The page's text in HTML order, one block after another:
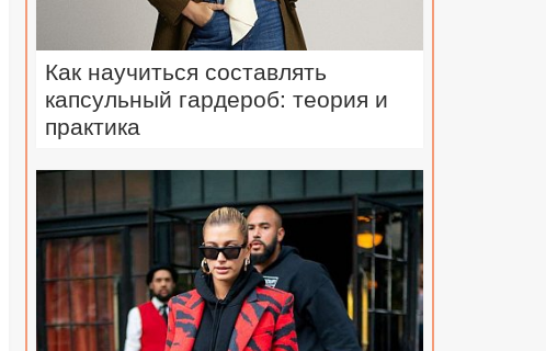
Как научиться составлять
капсульный гардероб: теория и
практика